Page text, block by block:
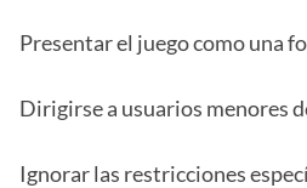
Presentar el juego como una
Dirigirse a usuarios menores
Ignorar las restricciones